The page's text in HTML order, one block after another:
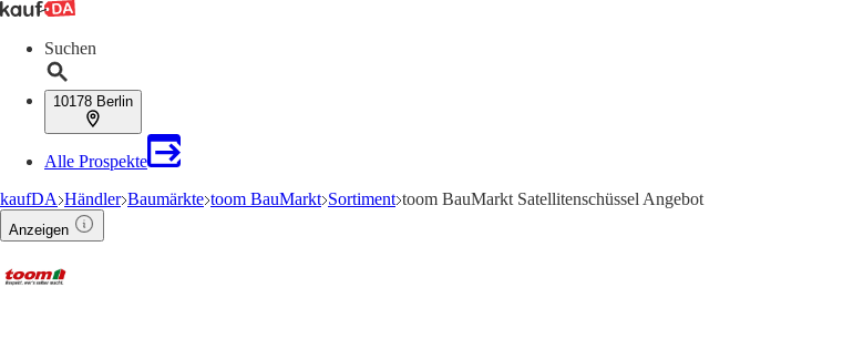
Suchen
10178 Berlin
Alle Prospekte
kaufDA Händler Baumärkte toom BauMarkt Sortiment toom BauMarkt Satellitenschüssel Angebot
Anzeigen